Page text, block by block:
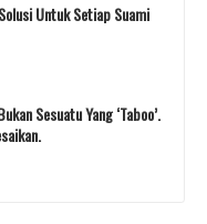
Untuk Setiap Suami
Sesuatu Yang ‘Taboo’.